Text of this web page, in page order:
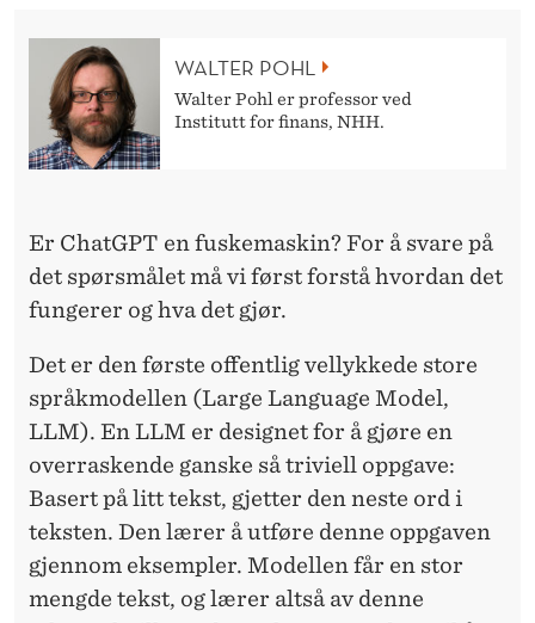
WALTER POHL
Walter Pohl er professor ved
Institutt for finans, NHH.
Er ChatGPT en fuskemaskin? For å svare på
det spørsmålet må vi først forstå hvordan det
fungerer og hva det gjør.
Det er den første offentlig vellykkede store
språkmodellen (Large Language Model,
LLM). En LLM er designet for å gjøre en
overraskende ganske så triviell oppgave:
Basert på litt tekst, gjetter den neste ord i
teksten. Den lærer å utføre denne oppgaven
gjennom eksempler. Modellen får en stor
mengde tekst, og lærer altså av denne